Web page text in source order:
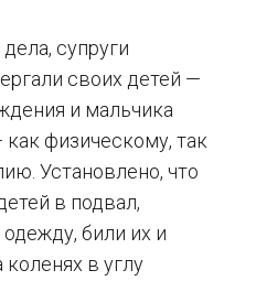
супруги
своих детей —
и мальчика
физическому, так
Установлено, что
в подвал,
били их и
в углу